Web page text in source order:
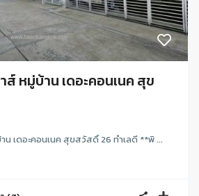
ส์ หมู่บ้าน เดอะคอนเนค สุข
น เดอะคอนเนค สุขสวัสดิ์ 26 ทำเลดี **พิ ...